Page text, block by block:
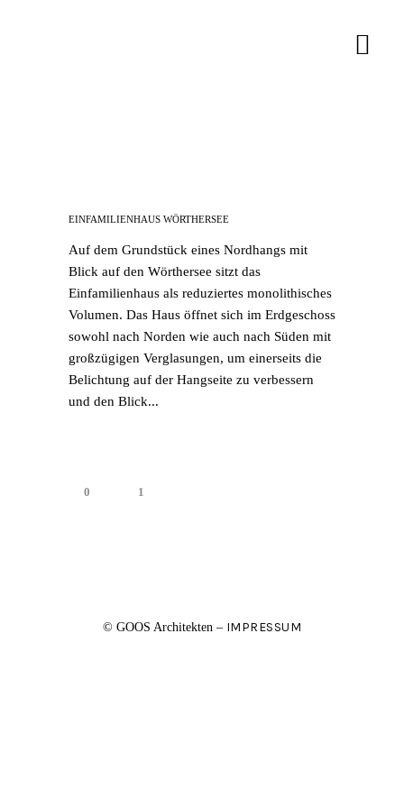
EINFAMILIENHAUS WÖRTHERSEE
Auf dem Grundstück eines Nordhangs mit
Blick auf den Wörthersee sitzt das
Einfamilienhaus als reduziertes monolithisches
Volumen. Das Haus öffnet sich im Erdgeschoss
sowohl nach Norden wie auch nach Süden mit
großzügigen Verglasungen, um einerseits die
Belichtung auf der Hangseite zu verbessern
und den Blick...
0 1
© GOOS Architekten – IMPRESSUM